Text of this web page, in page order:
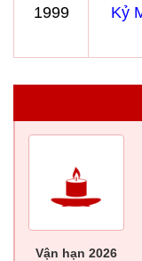
1999
Kỷ
Vận hạn 2026